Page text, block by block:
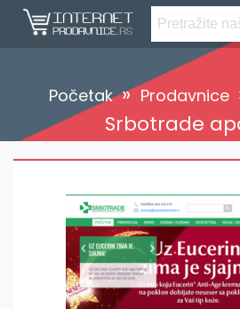
Početak » Prodavnice
Srbotrade